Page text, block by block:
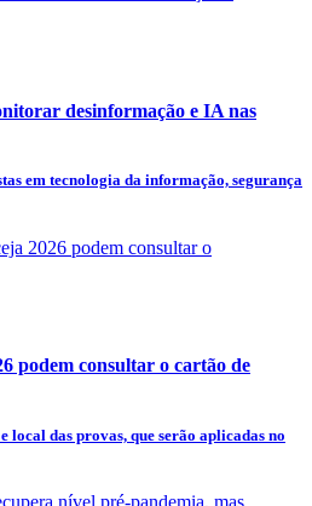
desinformação e IA nas
em tecnologia da informação, segurança
podem consultar o cartão de
local das provas, que serão aplicadas no